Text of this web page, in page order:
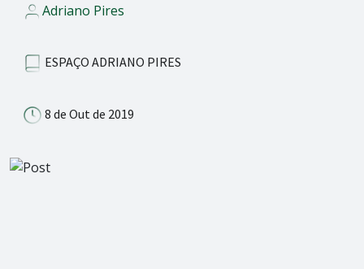
Adriano Pires
ESPAÇO ADRIANO PIRES
8 de Out de 2019